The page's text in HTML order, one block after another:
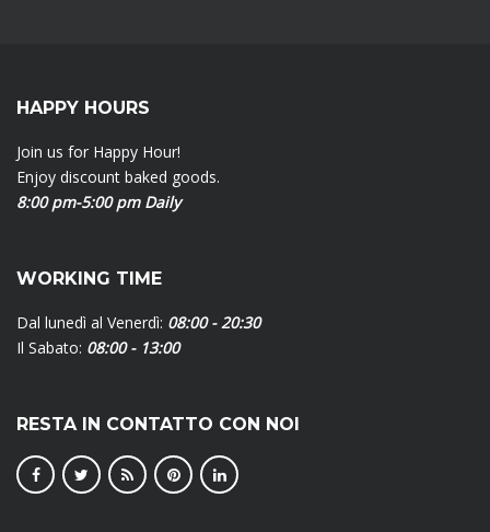
HAPPY HOURS
Join us for Happy Hour!
Enjoy discount baked goods.
8:00 pm-5:00 pm Daily
WORKING TIME
Dal lunedì al Venerdì: 08:00 - 20:30
Il Sabato: 08:00 - 13:00
RESTA IN CONTATTO CON NOI